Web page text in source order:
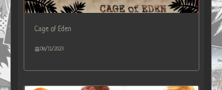
Cage of Eden
08/11/2023